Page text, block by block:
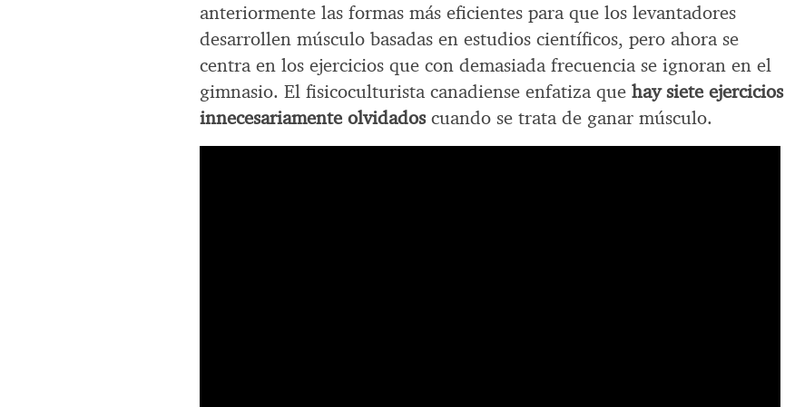
anteriormente las formas más eficientes para que los levantadores
desarrollen músculo basadas en estudios científicos, pero ahora se
centra en los ejercicios que con demasiada frecuencia se ignoran en el
gimnasio. El fisicoculturista canadiense enfatiza quehay siete ejercicios
innecesariamente olvidadoscuando se trata de ganar músculo.